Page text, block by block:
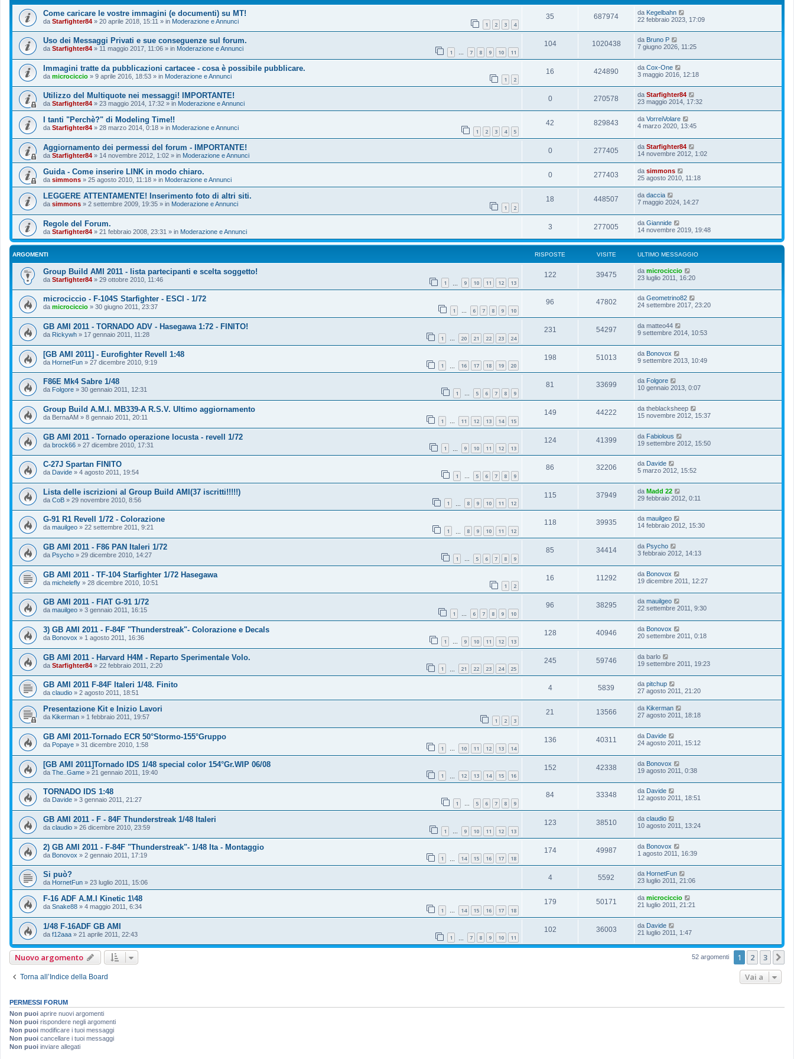
Come caricare le vostre immagini (e documenti) su MT!
da Starfighter84 » 20 aprile 2018, 15:11 » in Moderazione e Annunci 1 2 3 4
35 687974 da Kegelbahn
22 febbraio 2023, 17:09
Uso dei Messaggi Privati e sue conseguenze sul forum.
da Starfighter84 » 11 maggio 2017, 11:06 » in Moderazione e Annunci 1 … 7 8 9 10 11
104 1020438 da Bruno P
7 giugno 2026, 11:25
Immagini tratte da pubblicazioni cartacee - cosa è possibile pubblicare.
da microciccio » 9 aprile 2016, 18:53 » in Moderazione e Annunci 1 2
16 424890 da Cox-One
3 maggio 2016, 12:18
Utilizzo del Multiquote nei messaggi! IMPORTANTE!
da Starfighter84 » 23 maggio 2014, 17:32 » in Moderazione e Annunci
0 270578 da Starfighter84
23 maggio 2014, 17:32
I tanti "Perchè?" di Modeling Time!!
da Starfighter84 » 28 marzo 2014, 0:18 » in Moderazione e Annunci 1 2 3 4 5
42 829843 da VorreiVolare
4 marzo 2020, 13:45
Aggiornamento dei permessi del forum - IMPORTANTE!
da Starfighter84 » 14 novembre 2012, 1:02 » in Moderazione e Annunci
0 277405 da Starfighter84
14 novembre 2012, 1:02
Guida - Come inserire LINK in modo chiaro.
da simmons » 25 agosto 2010, 11:18 » in Moderazione e Annunci
0 277403 da simmons
25 agosto 2010, 11:18
LEGGERE ATTENTAMENTE! Inserimento foto di altri siti.
da simmons » 2 settembre 2009, 19:35 » in Moderazione e Annunci 1 2
18 448507 da daccia
7 maggio 2024, 14:27
Regole del Forum.
da Starfighter84 » 21 febbraio 2008, 23:31 » in Moderazione e Annunci
3 277005 da Giannide
14 novembre 2019, 19:48
ARGOMENTI RISPOSTE VISITE ULTIMO MESSAGGIO
Group Build AMI 2011 - lista partecipanti e scelta soggetto!
da Starfighter84 » 29 ottobre 2010, 11:46 1 9 10 11 12 13
122 39475 da microciccio
23 luglio 2011, 16:20
microciccio - F-104S Starfighter - ESCI - 1/72
da microciccio » 30 giugno 2011, 23:37 1 … 6 7 8 9 10
96 47802 da Geometrino82
24 settembre 2017, 23:20
GB AMI 2011 - TORNADO ADV - Hasegawa 1:72 - FINITO!
da Rickywh » 17 gennaio 2011, 11:28 1 … 20 21 22 23 24
231 54297 da matteo44
9 settembre 2014, 10:53
[GB AMI 2011] - Eurofighter Revell 1:48
da HornetFun » 27 dicembre 2010, 9:19 1 16 17 18 19 20
198 51013 da Bonovox
9 settembre 2013, 10:49
F86E Mk4 Sabre 1/48
da Folgore » 30 gennaio 2011, 12:31 1 … 5 6 7 8 9
81 33699 da Folgore
10 gennaio 2013, 0:07
Group Build A.M.I. MB339-A R.S.V. Ultimo aggiornamento
da BernaAM » 8 gennaio 2011, 20:11 1 … 11 12 13 14 15
149 44222 da theblacksheep
15 novembre 2012, 15:37
GB AMI 2011 - Tornado operazione locusta - revell 1/72
da brock66 » 27 dicembre 2010, 17:31 1 9 10 11 12 13
124 41399 da Fabiolous
19 settembre 2012, 15:50
C-27J Spartan FINITO
da Davide » 4 agosto 2011, 19:54 1 … 5 6 7 8 9
86 32206 da Davide
5 marzo 2012, 15:52
Lista delle iscrizioni al Group Build AMI(37 iscritti!!!!!)
da CoB » 29 novembre 2010, 8:56 1 8 9 10 11 12
115 37949 da Madd 22
29 febbraio 2012, 0:11
G-91 R1 Revell 1/72 - Colorazione
da mauilgeo » 22 settembre 2011, 9:21 1 8 9 10 11 12
118 39935 da mauilgeo
14 febbraio 2012, 15:30
GB AMI 2011 - F86 PAN Italeri 1/72
da Psycho » 29 dicembre 2010, 14:27 1 … 5 6 7 8 9
85 34414 da Psycho
3 febbraio 2012, 14:13
GB AMI 2011 - TF-104 Starfighter 1/72 Hasegawa
da michelefly » 28 dicembre 2010, 10:51 1 2
16 11292 da Bonovox
19 dicembre 2011, 12:27
GB AMI 2011 - FIAT G-91 1/72
da mauilgeo » 3 gennaio 2011, 16:15 1 … 6 7 8 9 10
96 38295 da mauilgeo
22 settembre 2011, 9:30
3) GB AMI 2011 - F-84F "Thunderstreak"- Colorazione e Decals
da Bonovox » 1 agosto 2011, 16:36 1 … 9 10 11 12 13
128 40946 da Bonovox
20 settembre 2011, 0:18
GB AMI 2011 - Harvard H4M - Reparto Sperimentale Volo.
da Starfighter84 » 22 febbraio 2011, 2:20 1 21 22 23 24 25
245 59746 da barlo
19 settembre 2011, 19:23
GB AMI 2011 F-84F Italeri 1/48. Finito
da claudio » 2 agosto 2011, 18:51
4 5839 da pitchup
27 agosto 2011, 21:20
Presentazione Kit e Inizio Lavori
da Kikerman » 1 febbraio 2011, 19:57 1 2 3
21 13566 da Kikerman
27 agosto 2011, 18:18
GB AMI 2011-Tornado ECR 50°Stormo-155°Gruppo
da Popaye » 31 dicembre 2010, 1:58 1 … 10 11 12 13 14
136 40311 da Davide
24 agosto 2011, 15:12
[GB AMI 2011]Tornado IDS 1/48 special color 154°Gr.WIP 06/08
da The..Game » 21 gennaio 2011, 19:40 1 12 13 14 15 16
152 42338 da Bonovox
19 agosto 2011, 0:38
TORNADO IDS 1:48
da Davide » 3 gennaio 2011, 21:27 1 … 5 6 7 8 9
84 33348 da Davide
12 agosto 2011, 18:51
GB AMI 2011 - F - 84F Thunderstreak 1/48 Italeri
da claudio » 26 dicembre 2010, 23:59 1 9 10 11 12 13
123 38510 da claudio
10 agosto 2011, 13:24
2) GB AMI 2011 - F-84F "Thunderstreak"- 1/48 Ita - Montaggio
da Bonovox » 2 gennaio 2011, 17:19 1 14 15 16 17 18
174 49987 da Bonovox
1 agosto 2011, 16:39
Si può?
da HornetFun » 23 luglio 2011, 15:06
4 5592 da HornetFun
23 luglio 2011, 21:06
F-16 ADF A.M.I Kinetic 1\48
da Snake88 » 4 maggio 2011, 6:34 1 … 14 15 16 17 18
179 50171 da microciccio
21 luglio 2011, 21:21
1/48 F-16ADF GB AMI
da f12aaa » 21 aprile 2011, 22:43 1 7 8 9 10 11
102 36003 da Davide
21 luglio 2011, 1:47
Nuovo argomento 52 argomenti 1 2 3
Torna all’Indice della Board Vai a
PERMESSI FORUM
Non puoi aprire nuovi argomenti
Non puoi rispondere negli argomenti
Non puoi modificare i tuoi messaggi
Non puoi cancellare i tuoi messaggi
Non puoi inviare allegati